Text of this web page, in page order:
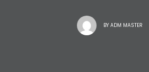
BY ADM MASTER